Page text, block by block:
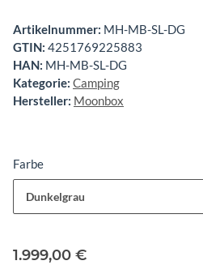
Artikelnummer: MH-MB-SL-DG
GTIN: 4251769225883
HAN: MH-MB-SL-DG
Kategorie: Camping
Hersteller: Moonbox
Farbe
Dunkelgrau
1.999,00 €